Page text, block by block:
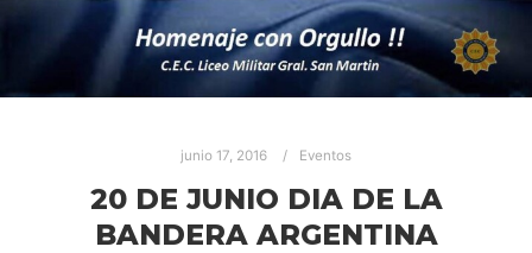
junio 17, 2016 Eventos
20 DE JUNIO DIA DE LA
BANDERA ARGENTINA